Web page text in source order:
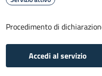
Procedimento di
Accedi al servizio